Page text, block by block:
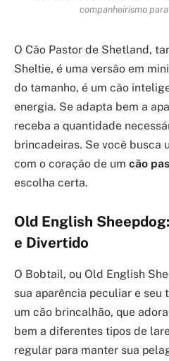
companheirismo
O Cão Pastor de Shetland,
Sheltie, é uma versão em
do tamanho, é um cão
energia. Se adapta bem a
receba a quantidade
brincadeiras. Se você busca
com o coração de um cão
escolha certa.
Old English
e Divertido
O Bobtail, ou Old English
sua aparência peculiar e seu
um cão brincalhão, que
bem a diferentes tipos de
regular para manter sua